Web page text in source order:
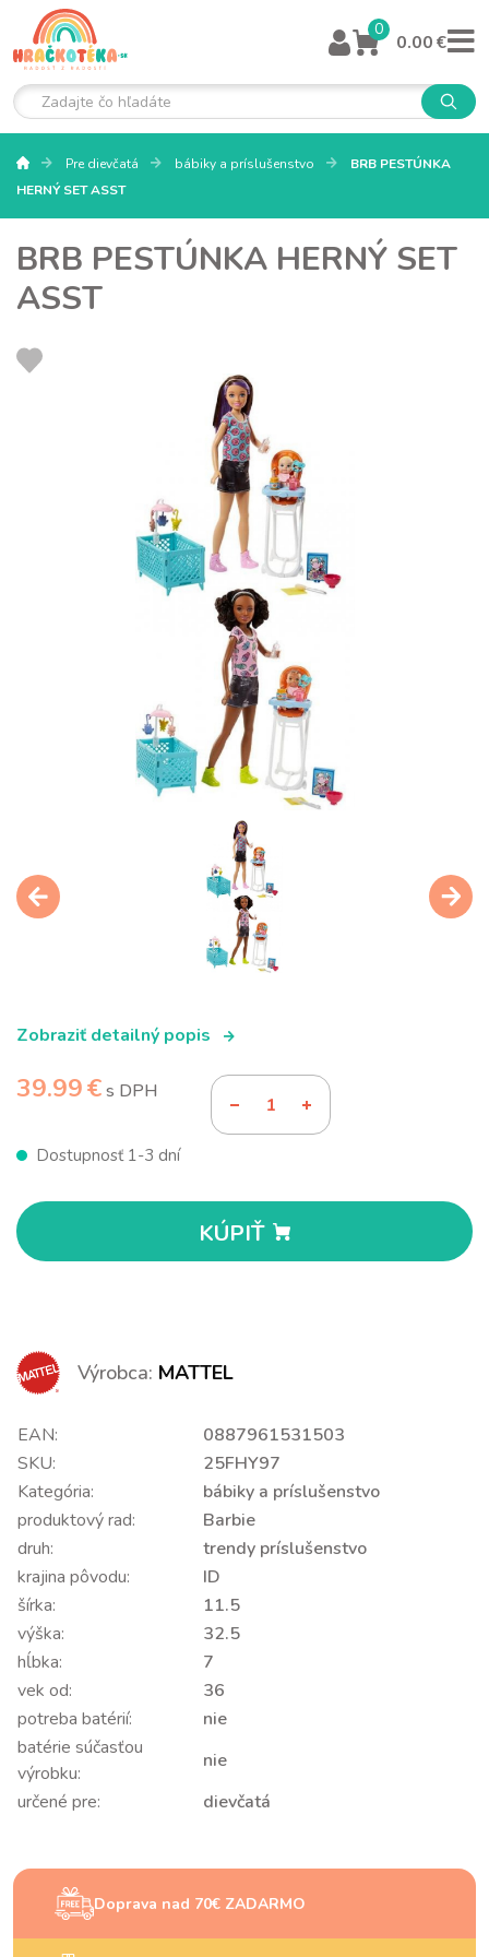
0
0.00 €
Pre dievčatá bábiky a príslušenstvo
BRB PESTÚNKA
HERNÝ SET ASST
BRB PESTÚNKA HERNÝ SET
ASST
Zobraziť detailný popis
39.99 €s DPH
Dostupnosť 1-3 dní
KÚPIŤ
Výrobca: MATTEL
EAN:
0887961531503
SKU:
25FHY97
Kategória:
bábiky a príslušenstvo
produktový rad:
Barbie
druh:
trendy príslušenstvo
krajina pôvodu:
ID
šírka:
11.5
výška:
32.5
hĺbka:
7
vek od:
36
potreba batérií:
nie
batérie súčasťou
výrobku:
nie
určené pre:
dievčatá
Doprava nad 70€ ZADARMO